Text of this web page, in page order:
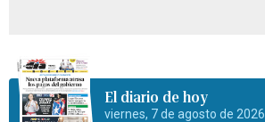
El diario de hoy
viernes, 7 de agosto de 2026